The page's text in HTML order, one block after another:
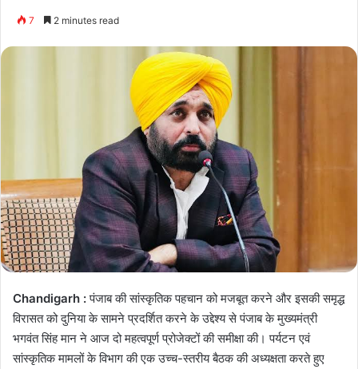
7 2 minutes read
Chandigarh :पंजाब की सांस्कृतिक पहचान को मजबूत करने और इसकी समृद्ध
विरासत को दुनिया के सामने प्रदर्शित करने के उद्देश्य से पंजाब के मुख्यमंत्री
भगवंत सिंह मान ने आज दो महत्वपूर्ण प्रोजेक्टों की समीक्षा की। पर्यटन एवं
सांस्कृतिक मामलों के विभाग की एक उच्च-स्तरीय बैठक की अध्यक्षता करते हुए